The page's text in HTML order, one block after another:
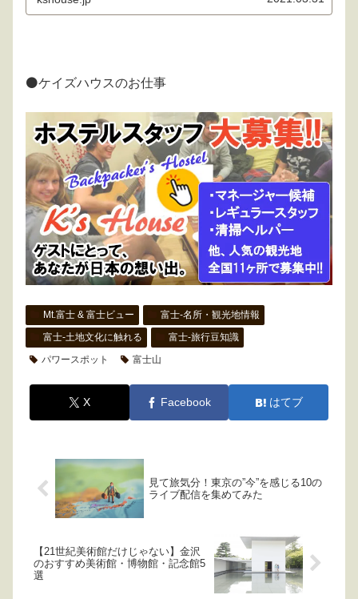
⚫ケイズハウスのお仕事
Mt.富士 & 富士ビュー
富士-名所・観光地情報
富士-土地文化に触れる
富士-旅行豆知識
パワースポット
富士山
X Facebook はてブ
見て旅気分！東京の”今”を感じる10の
ライブ配信を集めてみた
【21世紀美術館だけじゃない】金沢
のおすすめ美術館・博物館・記念館5
選